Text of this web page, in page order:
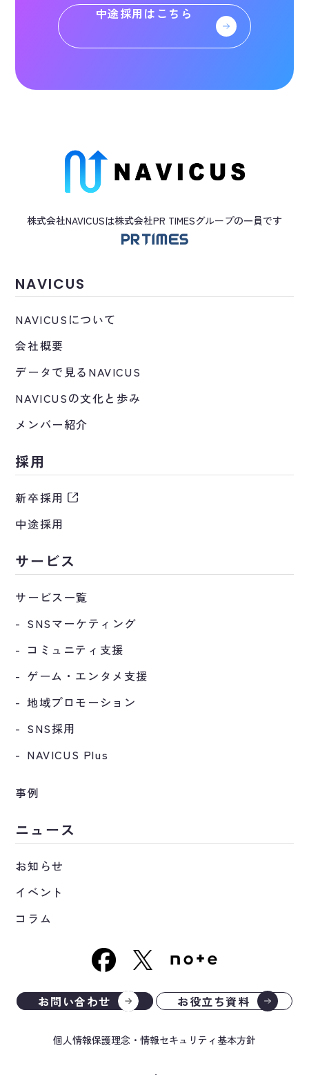
中途採用はこちら
株式会社NAVICUSは株式会社PR TIMESグループの一員です
NAVICUS
NAVICUSについて
会社概要
データで見るNAVICUS
NAVICUSの文化と歩み
メンバー紹介
採用
新卒採用
中途採用
サービス
サービス一覧
SNSマーケティング
コミュニティ支援
ゲーム・エンタメ支援
地域プロモーション
SNS採用
NAVICUS Plus
事例
ニュース
お知らせ
イベント
コラム
お問い合わせ お役立ち資料
個人情報保護理念・情報セキュリティ基本方針